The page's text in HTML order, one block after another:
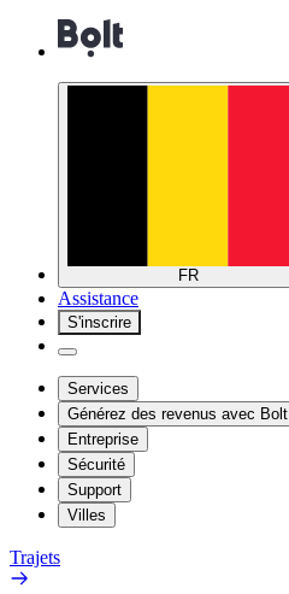
FR
Assistance
S'inscrire
Services
Générez des revenus avec Bolt
Entreprise
Sécurité
Support
Villes
Trajets